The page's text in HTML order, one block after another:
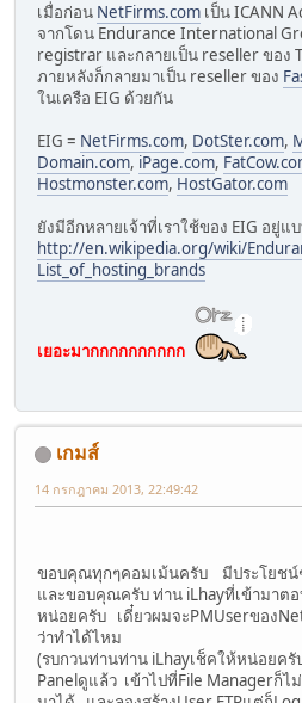
เมื่อก่อน NetFirms.com เป็น ICANN
จากโดน Endurance International
registrar และกลายเป็น reseller ของ
ภายหลังก็กลายมาเป็น reseller ของ
ในเครือ EIG ด้วยกัน
EIG = NetFirms.com, DotSter.com,
Domain.com, iPage.com,
Hostmonster.com, HostGator.com
ยังมีอีกหลายเจ้าที่เราใช้ของ EIG อยู่แ
http://en.wikipedia.org/wiki/
List_of_hosting_brands
เยอะมากกกกกกกกกก
เกมส์
14 กรกฎาคม 2013, 22:49:42
ขอบคุณทุกๆคอมเม้นครับ มีประโยชน์
และขอบคุณครับ ท่าน iLhayที่เข้ามาต
หน่อยครับ เดี๋ยวผมจะPMUserของ
ว่าทำได้ไหม
(รบกวนท่านท่าน iLhayเช็คให้หน่อยครั
Panelดูแล้ว เข้าไปที่File Managerก็ไ